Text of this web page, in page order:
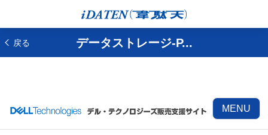
戻る データストレージ-P...
MENU